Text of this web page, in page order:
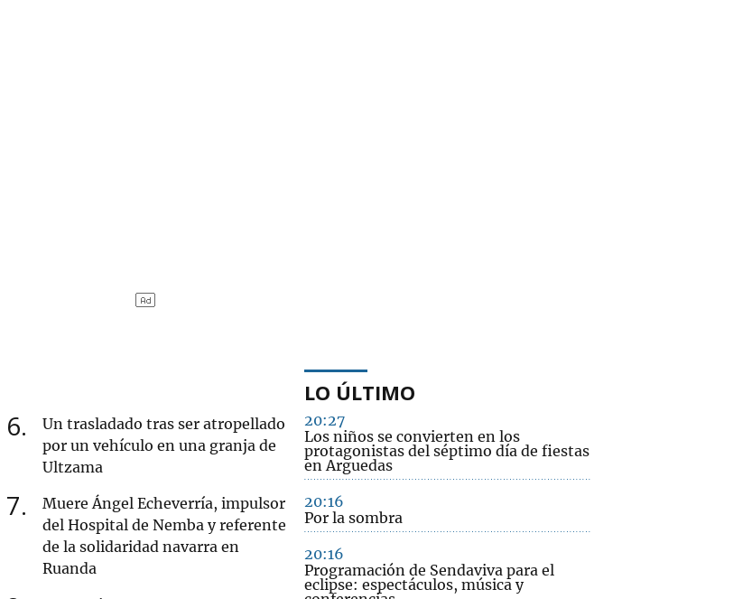
6
Un trasladado tras ser atropellado
por un vehículo en una granja de
Ultzama
7
Muere Ángel Echeverría, impulsor
del Hospital de Nemba y referente
de la solidaridad navarra en
Ruanda
LO ÚLTIMO
20:27
Los niños se convierten en los
protagonistas del séptimo día de fiestas
en Arguedas
20:16
Por la sombra
20:16
Programación de Sendaviva para el
eclipse: espectáculos, música y